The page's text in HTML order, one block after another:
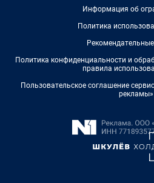
Информация об
Политика
Политика конфиденциальности и
правила
Пользовательское соглашение
рекламы»